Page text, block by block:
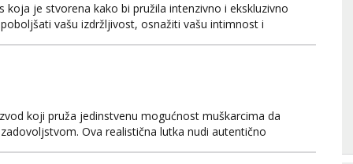
koja je stvorena kako bi pružila intenzivno i ekskluzivno
vašu izdržljivost, osnažiti vašu intimnost i
koji pruža jedinstvenu mogućnost muškarcima da
Ova realistična lutka nudi autentično